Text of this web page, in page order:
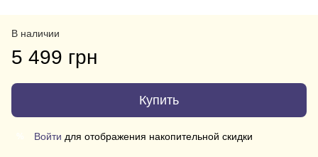
В наличии
5 499 грн
Купить
Войти для отображения накопительной скидки